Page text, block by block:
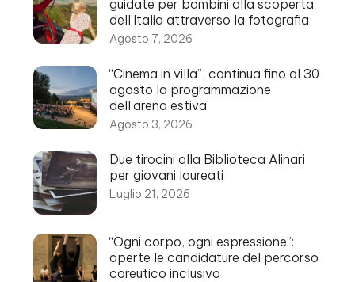
guidate per bambini alla scoperta
dell’Italia attraverso la fotografia
Agosto 7, 2026
“Cinema in villa”, continua fino al 30
agosto la programmazione
dell’arena estiva
Agosto 3, 2026
Due tirocini alla Biblioteca Alinari
per giovani laureati
Luglio 21, 2026
“Ogni corpo, ogni espressione”:
aperte le candidature del percorso
coreutico inclusivo